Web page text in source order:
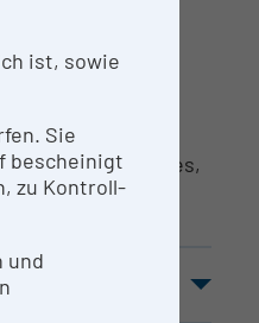
photon interfaces,
ist, sowie
Sie
bescheinigt
zu Kontroll-
und